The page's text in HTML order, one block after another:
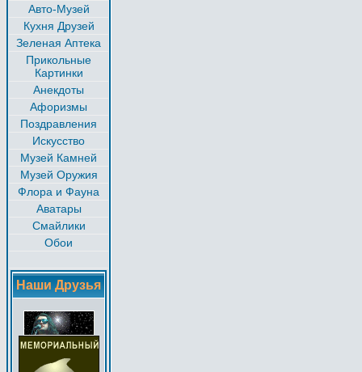
Авто-Музей
Кухня Друзей
Зеленая Аптека
Прикольные
Картинки
Анекдоты
Афоризмы
Поздравления
Искусство
Музей Камней
Музей Оружия
Флора и Фауна
Аватары
Смайлики
Обои
Наши Друзья